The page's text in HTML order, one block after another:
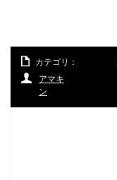
カテゴリ：
アマキ
ン